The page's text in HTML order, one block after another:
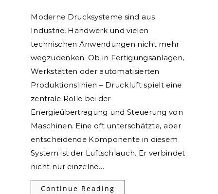
Moderne Drucksysteme sind aus
Industrie, Handwerk und vielen
technischen Anwendungen nicht mehr
wegzudenken. Ob in Fertigungsanlagen,
Werkstätten oder automatisierten
Produktionslinien – Druckluft spielt eine
zentrale Rolle bei der
Energieübertragung und Steuerung von
Maschinen. Eine oft unterschätzte, aber
entscheidende Komponente in diesem
System ist der Luftschlauch. Er verbindet
nicht nur einzelne…
Continue Reading